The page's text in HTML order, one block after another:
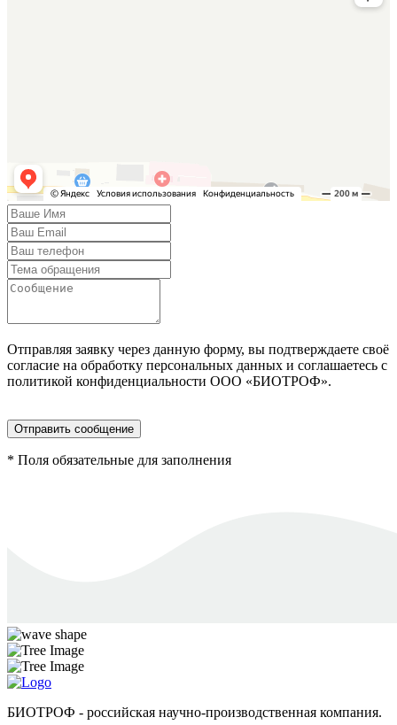
Отправляя заявку через данную форму, вы подтверждаете своё
согласие на обработку персональных данных и соглашаетесь с
политикой конфиденциальности ООО «БИОТРОФ».
Отправить сообщение
* Поля обязательные для заполнения
БИОТРОФ - российская научно-производственная компания.